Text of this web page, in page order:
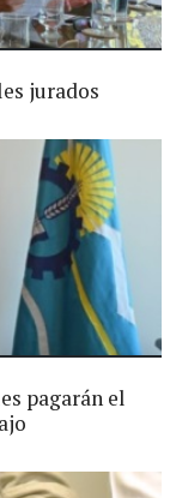
jurados
pagarán el